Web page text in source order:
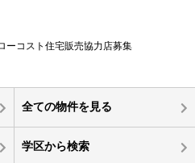
ーコスト住宅販売協力店募集
全ての物件を見る
学区から検索